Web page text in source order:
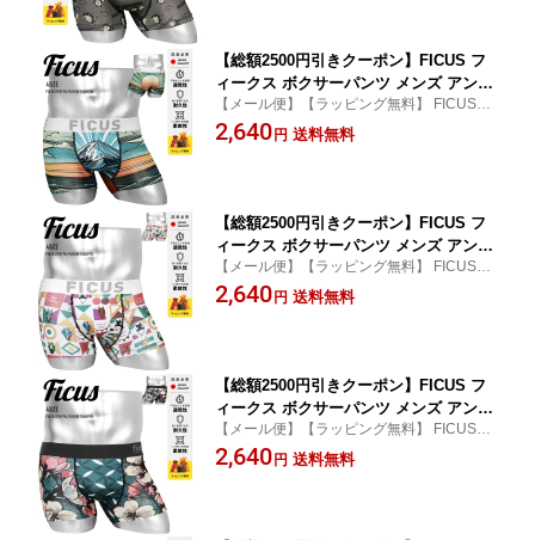
【総額2500円引きクーポン】FICUS フ
ィークス ボクサーパンツ メンズ アンダ
ーウェア 下着 速乾 初日の出 富士山 お
祝い お正月 元旦 ご来光 ご利益 当店限
【メール便】【ラッピング無料】 FICUS/フ
ィークス メンズ ボクサーパンツ
2,640 円 送料無料
【総額2500円引きクーポン】FICUS フ
ィークス ボクサーパンツ メンズ アンダ
ーウェア 下着 ツルツル 速乾 限定 国産
人気 すぐ乾く 競馬 競走馬 メンコ ロゴ
【メール便】【ラッピング無料】 FICUS/フ
ィークス メンズ ボクサーパンツ
2,640 円 送料無料
【総額2500円引きクーポン】FICUS フ
ィークス ボクサーパンツ メンズ アンダ
ーウェア 下着 速乾 限定 国産 人気 派手
すぐ乾く ロゴ ワンポイント 人気 フラ
【メール便】【ラッピング無料】 FICUS/フ
ィークス メンズ ボクサーパンツ
2,640 円 送料無料